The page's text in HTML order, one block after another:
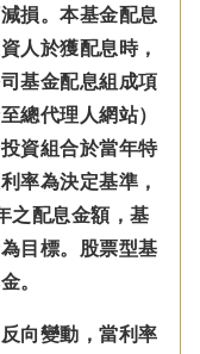
損。本基金配息
人於獲配息時，
基金配息組成項
總代理人網站）
資組合於當年特
率為決定基準，
之配息金額，基
目標。股票型基
。
向變動，當利率